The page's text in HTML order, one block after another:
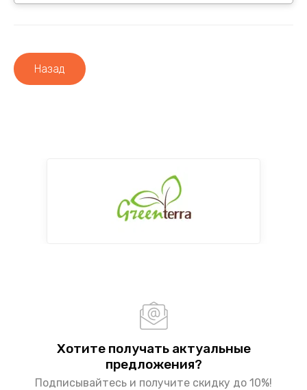
Назад
Хотите получать актуальные
предложения?
Подписывайтесь и получите скидку до 10%!